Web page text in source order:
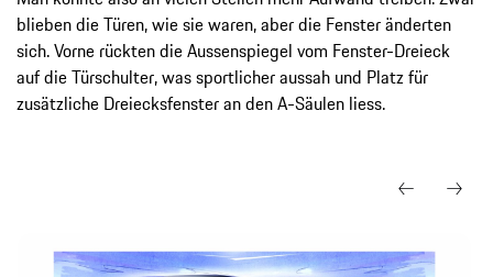
blieben die Türen, wie sie waren, aber die Fenster änderten
sich. Vorne rückten die Aussenspiegel vom Fenster-Dreieck
auf die Türschulter, was sportlicher aussah und Platz für
zusätzliche Dreiecksfenster an den A-Säulen liess.